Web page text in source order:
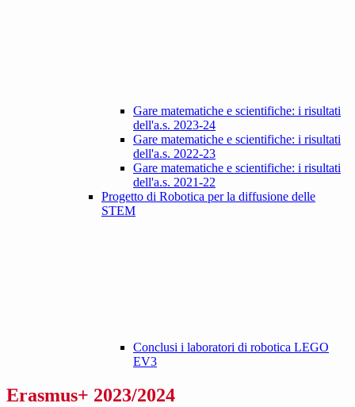
Gare matematiche e scientifiche: i risultati
dell'a.s. 2023-24
Gare matematiche e scientifiche: i risultati
dell'a.s. 2022-23
Gare matematiche e scientifiche: i risultati
dell'a.s. 2021-22
Progetto di Robotica per la diffusione delle
STEM
Conclusi i laboratori di robotica LEGO
EV3
Erasmus+ 2023/2024